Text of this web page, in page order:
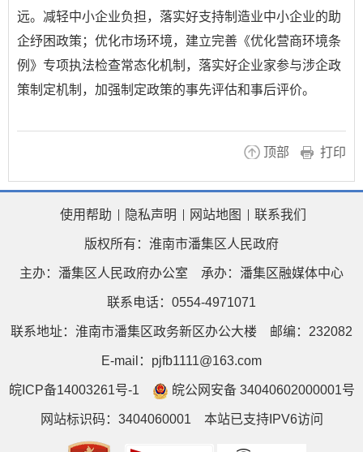
远。减轻中小企业负担，落实好支持制造业中小企业的助
企纾困政策；优化市场环境，建立完善《优化营商环境条
例》专项执法检查常态化机制，落实好企业家参与涉企政
策制定机制，加强制定政策的事先评估和事后评价。
顶部 打印
使用帮助 隐私声明 网站地图 联系我们
版权所有：淮南市潘集区人民政府
主办：潘集区人民政府办公室 承办：潘集区融媒体中心
联系电话：0554-4971071
联系地址：淮南市潘集区政务新区办公大楼 邮编：232082
E-mail：pjfb1111@163.com
皖ICP备14003261号-1 皖公网安备 34040602000001号
网站标识码：3404060001 本站已支持IPV6访问